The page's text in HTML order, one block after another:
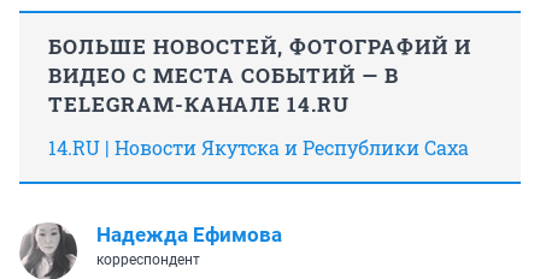
БОЛЬШЕ НОВОСТЕЙ, ФОТОГРАФИЙ И
ВИДЕО С МЕСТА СОБЫТИЙ — В
TELEGRAM-КАНАЛЕ 14.RU
14.RU | Новости Якутска и Республики Саха
Надежда Ефимова
корреспондент